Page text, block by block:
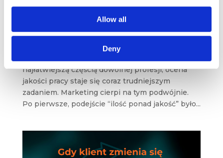
Allow all
Deny
w marketingu (i nie tylko)
Aktualności,
Trendy,Uncategorized,Wiedza
najłatwiejszą częścią dowolnej profesji, ocena
jakości pracy staje się coraz trudniejszym
zadaniem. Marketing cierpi na tym podwójnie.
Po pierwsze, podejście “ilość ponad jakość” było...